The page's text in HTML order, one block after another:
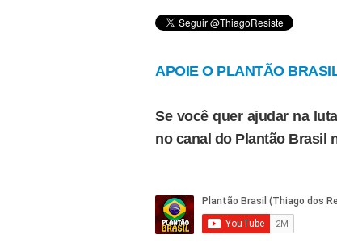
APOIE O PLANTÃO
Se você quer ajudar na
no canal do Plantão Brasil